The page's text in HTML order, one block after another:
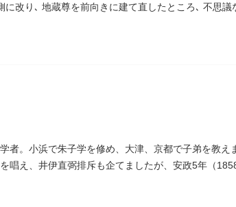
に改り､ 地蔵尊を前向きに建て直したところ､ 不思
者。小浜で朱子学を修め、大津、京都で子弟を教
唱え、井伊直弼排斥も企てましたが、安政5年（